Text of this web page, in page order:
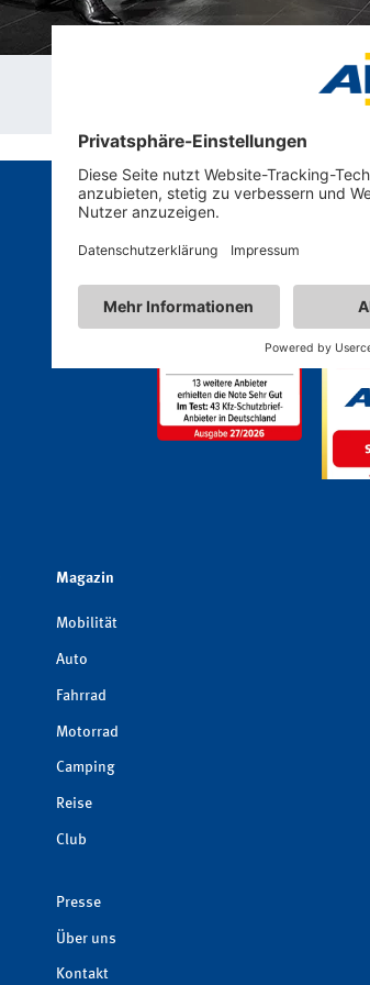
Magazin
Mobilität
Auto
Fahrrad
Motorrad
Camping
Reise
Club
Presse
Über uns
Kontakt